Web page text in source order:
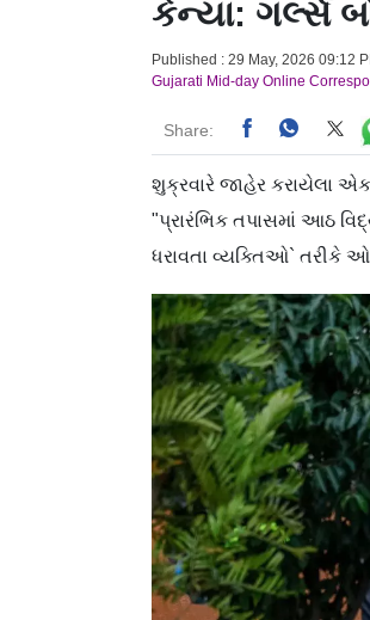
કેન્યા: ગર્લ્સ
Published : 29 May, 2026 09:12
Gujarati Mid-day Online
Share:
શુક્રવારે જાહેર કરાયેલા
"પ્રારંભિક તપાસમાં આઠ
ધરાવતા વ્યક્તિઓ` તરીકે